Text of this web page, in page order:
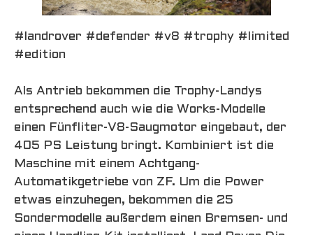
#landrover #defender #v8 #trophy #limited
#edition
Als Antrieb bekommen die Trophy-Landys
entsprechend auch wie die Works-Modelle
einen Fünfliter-V8-Saugmotor eingebaut, der
405 PS Leistung bringt. Kombiniert ist die
Maschine mit einem Achtgang-
Automatikgetriebe von ZF. Um die Power
etwas einzuhegen, bekommen die 25
Sondermodelle außerdem einen Bremsen- und